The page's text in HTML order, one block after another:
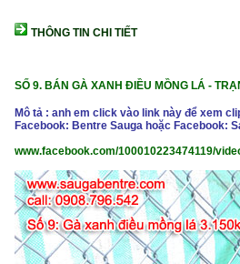
THÔNG TIN CHI TIẾT
SỐ 9. BÁN GÀ XANH ĐIỀU MỒNG LÁ -
Mô tả : anh em click vào link này để xem
Facebook: Bentre Sauga hoặc Facebook:
www.facebook.com/100010223474119/